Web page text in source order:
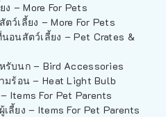
– More For Pets
ว์เลี้ยง – More For Pets
อนสัตว์เลี้ยง – Pet Crates &
รับนก – Bird Accessories
มร้อน – Heat Light Bulb
Items For Pet Parents
ลี้ยง – Items For Pet Parents